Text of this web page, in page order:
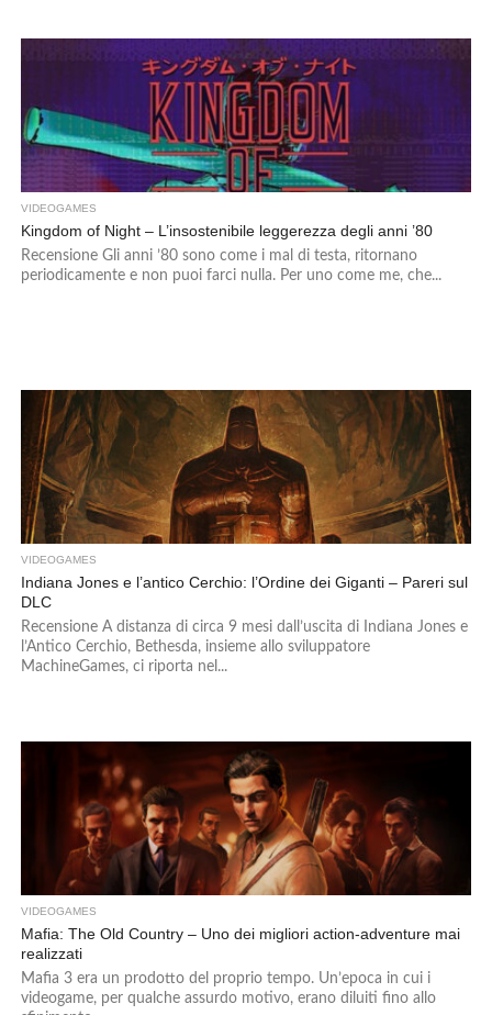
VIDEOGAMES
Kingdom of Night – L’insostenibile leggerezza degli anni ’80
Recensione Gli anni ’80 sono come i mal di testa, ritornano
periodicamente e non puoi farci nulla. Per uno come me, che...
VIDEOGAMES
Indiana Jones e l’antico Cerchio: l’Ordine dei Giganti – Pareri sul
DLC
Recensione A distanza di circa 9 mesi dall’uscita di Indiana Jones e
l’Antico Cerchio, Bethesda, insieme allo sviluppatore
MachineGames, ci riporta nel...
VIDEOGAMES
Mafia: The Old Country – Uno dei migliori action-adventure mai
realizzati
Mafia 3 era un prodotto del proprio tempo. Un’epoca in cui i
videogame, per qualche assurdo motivo, erano diluiti fino allo